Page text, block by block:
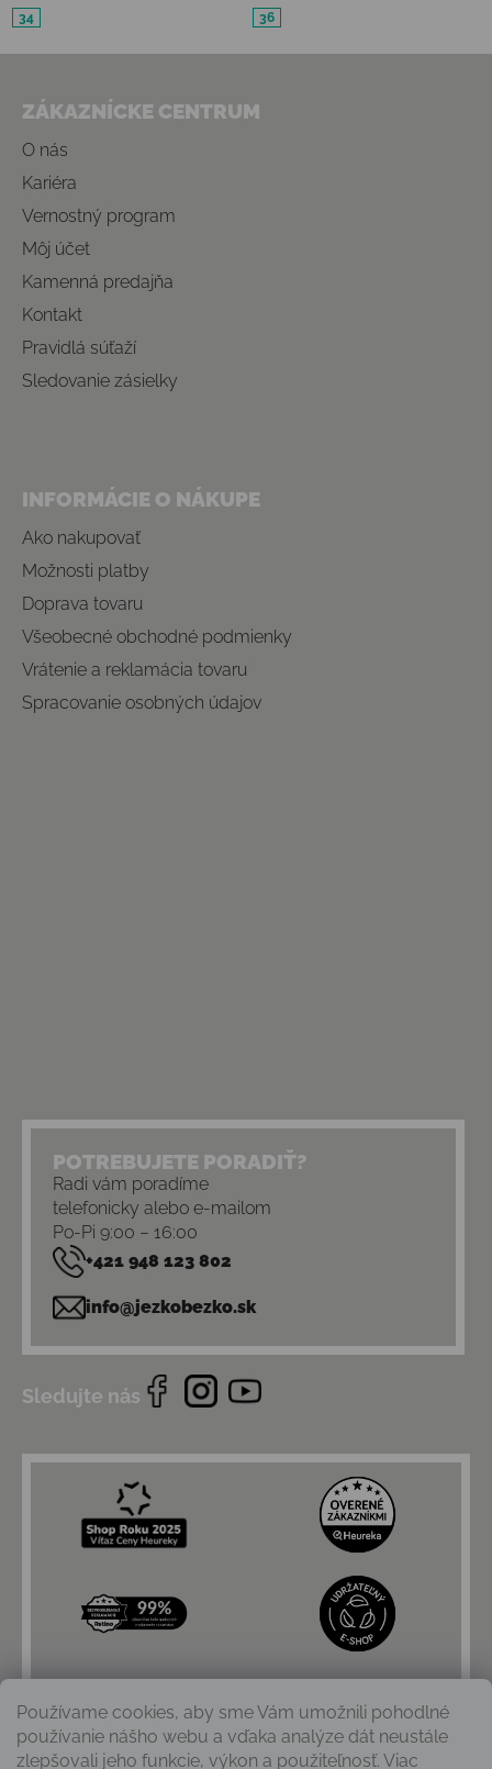
Používame cookies, aby sme Vám umožnili pohodlné
používanie nášho webu a vďaka analýze dát neustále
zlepšovali jeho funkcie, výkon a použiteľnosť. Viac
34
36
ZÁKAZNÍCKE CENTRUM
O nás
Kariéra
Vernostný program
Môj účet
Kamenná predajňa
Kontakt
Pravidlá súťaží
Sledovanie zásielky
INFORMÁCIE O NÁKUPE
Ako nakupovať
Možnosti platby
Doprava tovaru
Všeobecné obchodné podmienky
Vrátenie a reklamácia tovaru
Spracovanie osobných údajov
POTREBUJETE PORADIŤ?
Radi vám poradíme
telefonicky alebo e-mailom
Po-Pi 9:00 – 16:00
+421 948 123 802
info@jezkobezko.sk
Sledujte nás